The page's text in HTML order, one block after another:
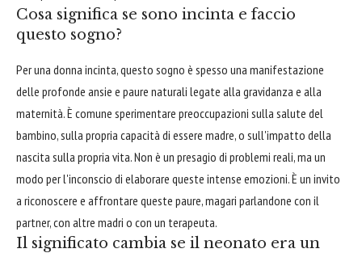
Cosa significa se sono incinta e faccio
questo sogno?
Per una donna incinta, questo sogno è spesso una manifestazione
delle profonde ansie e paure naturali legate alla gravidanza e alla
maternità. È comune sperimentare preoccupazioni sulla salute del
bambino, sulla propria capacità di essere madre, o sull'impatto della
nascita sulla propria vita. Non è un presagio di problemi reali, ma un
modo per l'inconscio di elaborare queste intense emozioni. È un invito
a riconoscere e affrontare queste paure, magari parlandone con il
partner, con altre madri o con un terapeuta.
Il significato cambia se il neonato era un